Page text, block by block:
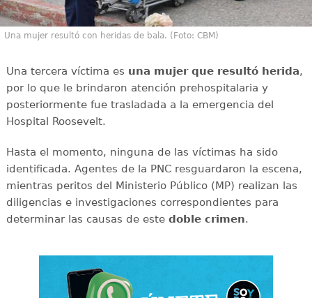
Una mujer resultó con heridas de bala. (Foto: CBM)
Una tercera víctima es una mujer que resultó herida,
por lo que le brindaron atención prehospitalaria y
posteriormente fue trasladada a la emergencia del
Hospital Roosevelt.
Hasta el momento, ninguna de las víctimas ha sido
identificada. Agentes de la PNC resguardaron la escena,
mientras peritos del Ministerio Público (MP) realizan las
diligencias e investigaciones correspondientes para
determinar las causas de este doble crimen.